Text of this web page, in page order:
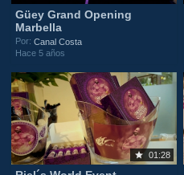
Güey Grand Opening
Marbella
Por:Canal Costa
Hace 5 años
01:28